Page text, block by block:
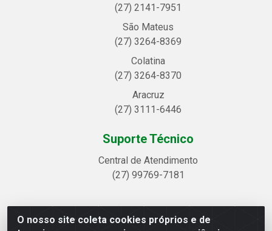
O nosso site coleta cookies próprios e de
(27) 2141-7951
São Mateus
(27) 3264-8369
Colatina
(27) 3264-8370
Aracruz
(27) 3111-6446
Suporte Técnico
Central de Atendimento
(27) 99769-7181
Linhavix Distribuidora LTDA - Avenida Alegre, 2521 -